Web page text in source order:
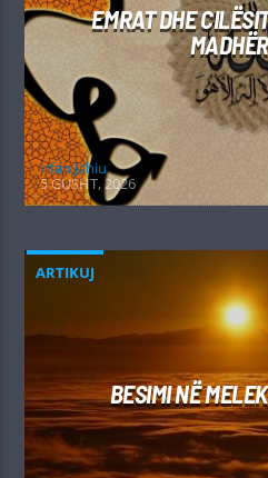
EMRAT DHE
Irfan Jahiu
5 GUSHT, 2026
ARTIKUJ
BESIMI NË